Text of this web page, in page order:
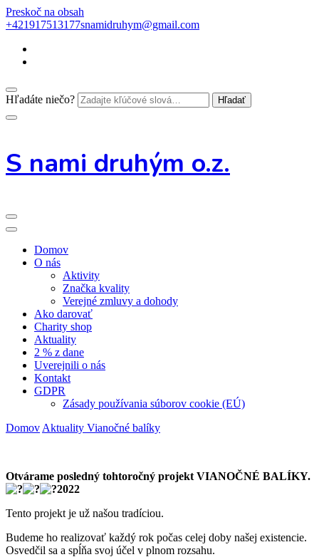
Preskoč na obsah
+421917513177snamidruhym@gmail.com
Hľadáte niečo?
S nami druhým o.z.
Domov
O nás
Aktivity
Značka kvality
Verejné zmluvy a dohody
Ako darovať
Charity shop
Aktuality
2 % z dane
Uverejnili o nás
Kontakt
GDPR
Zásady používania súborov cookie (EÚ)
Domov Aktuality Vianočné balíky
Otvárame posledný tohtoročný projekt VIANOČNÉ BALÍKY.
2022
Tento projekt je už našou tradíciou.
Budeme ho realizovať každý rok počas celej doby našej existencie.
Osvedčil sa a spĺňa svoj účel v plnom rozsahu.